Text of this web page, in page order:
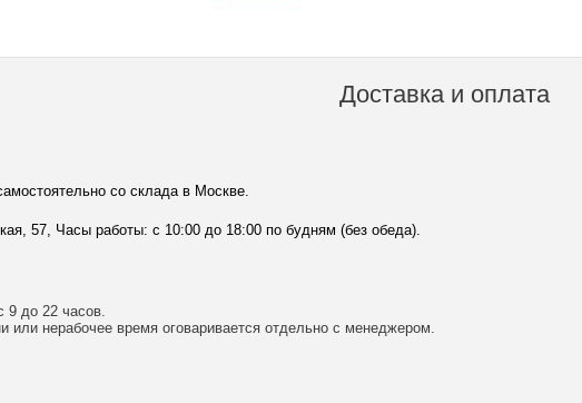
Доставка и оплата
со склада в Москве.
57, Часы работы: с 10:00 до 18:00 по будням (без обеда).
9 до 22 часов.
или нерабочее время оговаривается отдельно с менеджером.